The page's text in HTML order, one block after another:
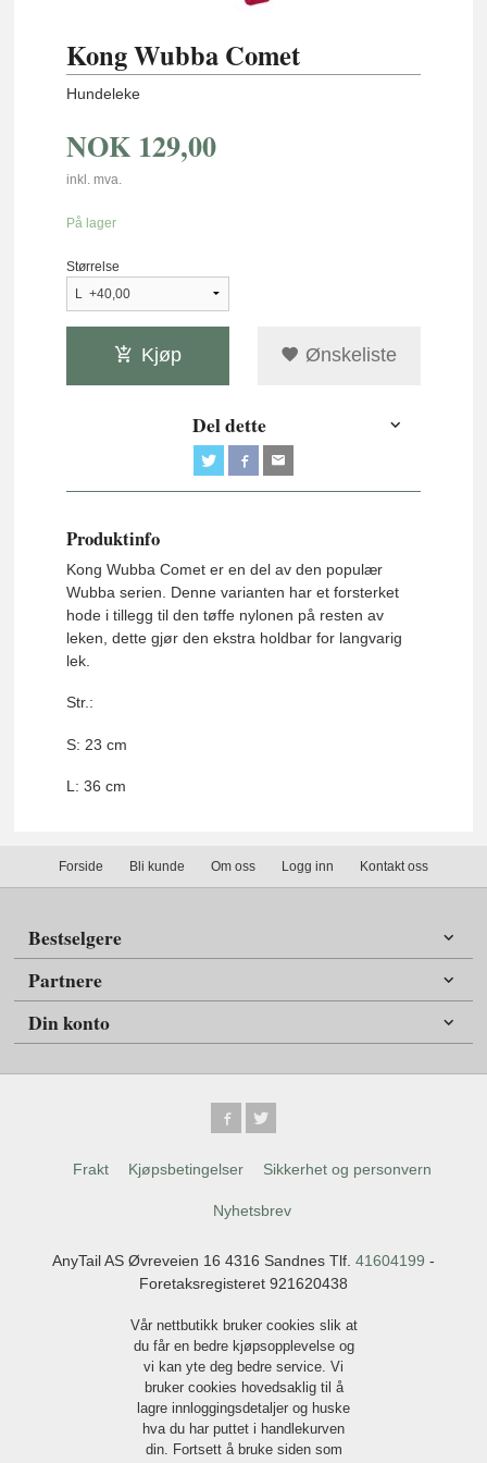
Kong Wubba Comet
Hundeleke
NOK 129,00
inkl. mva.
På lager
Størrelse
Kjøp Ønskeliste
Del dette
Produktinfo
Kong Wubba Comet er en del av den populær
Wubba serien. Denne varianten har et forsterket
hode i tillegg til den tøffe nylonen på resten av
leken, dette gjør den ekstra holdbar for langvarig
lek.
Str.:
S: 23 cm
L: 36 cm
Forside Bli kunde Om oss Logg inn Kontakt oss
Bestselgere
Partnere
Din konto
Frakt Kjøpsbetingelser Sikkerhet og personvern
Nyhetsbrev
AnyTail AS Øvreveien 16 4316 Sandnes Tlf. 41604199 -
Foretaksregisteret 921620438
Vår nettbutikk bruker cookies slik at
du får en bedre kjøpsopplevelse og
vi kan yte deg bedre service. Vi
bruker cookies hovedsaklig til å
lagre innloggingsdetaljer og huske
hva du har puttet i handlekurven
din. Fortsett å bruke siden som